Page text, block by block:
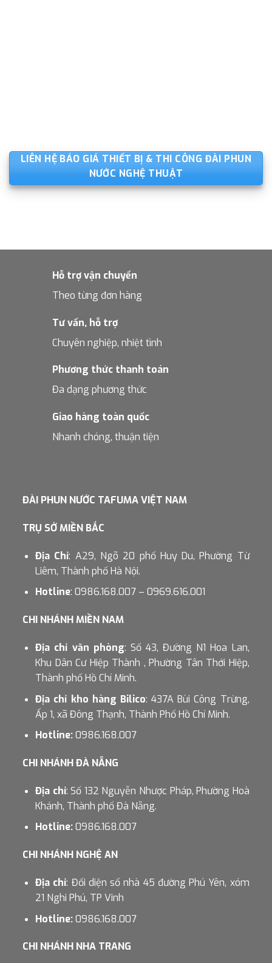
LIÊN HỆ BÁO GIÁ THIẾT BỊ & THI CÔNG ĐÀI PHUN
NƯỚC NGHỆ THUẬT
Hỗ trợ vận chuyển
Theo từng đơn hàng
Tư vấn, hỗ trợ
Chuyên nghiệp, nhiệt tình
Phương thức thanh toán
Đa dạng phương thức
Giao hàng toàn quốc
Nhanh chóng, thuận tiện
ĐÀI PHUN NƯỚC TAFUMA VIỆT NAM
TRỤ SỞ MIỀN BẮC
Địa Chỉ: A29, Ngõ 20 phố Huy Du, Phường Từ
Liêm, Thành phố Hà Nội.
Hotline: 0986.168.007 – 0969.616.001
CHI NHÁNH MIỀN NAM
Địa chỉ văn phòng: Số 43, Đường N1 Hoa Lan,
Khu Dân Cư Hiệp Thành , Phường Tân Thới Hiệp,
Thành phố Hồ Chí Minh.
Địa chỉ kho hàng Bilico: 437A Bùi Công Trừng,
Ấp 1, xã Đông Thạnh, Thành Phố Hồ Chí Minh.
Hotline:0986.168.007
CHI NHÁNH ĐÀ NẴNG
Địa chỉ: Số 132 Nguyễn Nhược Pháp, Phường Hoà
Khánh, Thành phố Đà Nẵng.
Hotline:0986.168.007
CHI NHÁNH NGHỆ AN
Địa chỉ: Đối diện số nhà 45 đường Phú Yên, xóm
21 Nghi Phú, TP Vinh
Hotline:0986.168.007
CHI NHÁNH NHA TRANG